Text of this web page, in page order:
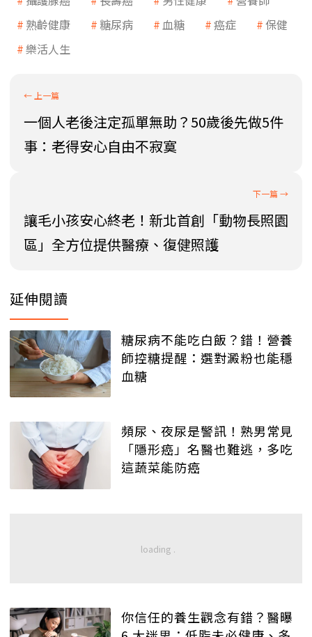
熟齡健康
糖尿病 血糖 癌症
保健
樂活人生
一個人老後注定孤單無助？50歲後先做5件
事：老得安心自由不寂寞
讓毛小孩安心終老！新北首創「動物長照園
區」全方位提供醫療、復健照護
延伸閱讀
糖尿病不能吃白飯？錯！營養
師控糖提醒：選對澱粉也能穩
血糖
頻尿、夜尿是警訊！熟男常見
「隱形癌」名醫也難逃，多吃
這蔬菜能防癌
你信任的養生觀念有錯？醫曝